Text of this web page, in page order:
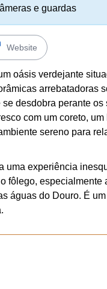
e guardas
Website
oásis verdejante
arrebatadoras
desdobra perante
com um coreto,
sereno para
uma experiência
fôlego, especialmente
águas do Douro. É